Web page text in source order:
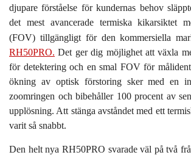
djupare förståelse för kundernas behov
det mest avancerade termiska kikarsiktet
(FOV) tillgängligt för den kommersiella
RH50PRO. Det ger dig möjlighet att växla
för detektering och en smal FOV för
ökning av optisk förstoring sker med en
zoomringen och bibehåller 100 procent av
upplösning. Att stänga avståndet med ett
varit så snabbt.
Den helt nya RH50PRO svarade väl på två